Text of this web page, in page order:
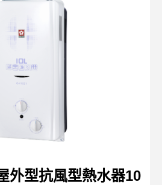
外型抗風型熱水器10